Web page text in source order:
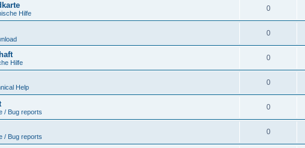
Hilfe
0
0
Hilfe
0
Help
0
/ Bug reports
0
/ Bug reports
0